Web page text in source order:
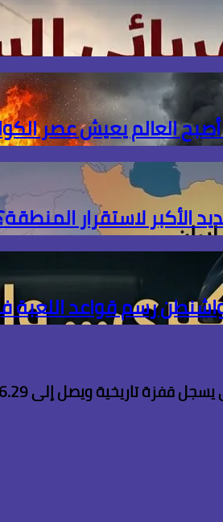
العالم يعيش عصر
الأكبر لاستقرار
رسم قواعد
إلى 56.29 مليار دولار بنهاية يوليو